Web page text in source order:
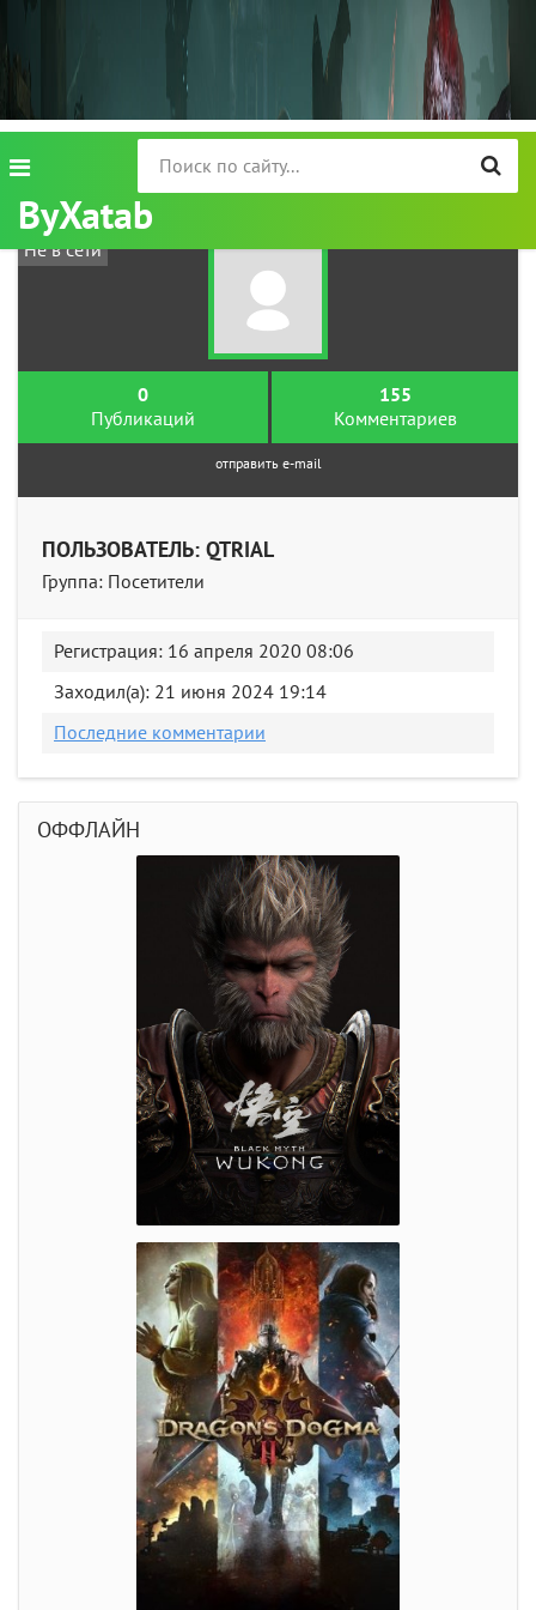
ByXatab
Не в сети
0
Публикаций
155
Комментариев
отправить e-mail
ПОЛЬЗОВАТЕЛЬ: QTRIAL
Группа: Посетители
Регистрация: 16 апреля 2020 08:06
Заходил(а): 21 июня 2024 19:14
Последние комментарии
ОФФЛАЙН